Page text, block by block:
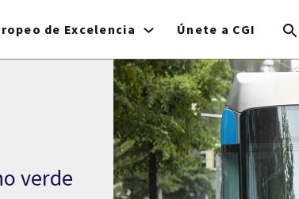
de Excelencia Únete a CGI
verde